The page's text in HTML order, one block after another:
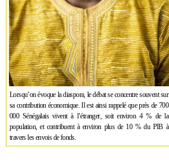
Lorsqu’on évoque la diaspora, le débat se concentre souvent sur
sa contribution économique. Il est ainsi rappelé que près de 700
000 Sénégalais vivent à l’étranger, soit environ 4 % de la
population, et contribuent à environ plus de 10 % du PIB à
travers les envois de fonds.